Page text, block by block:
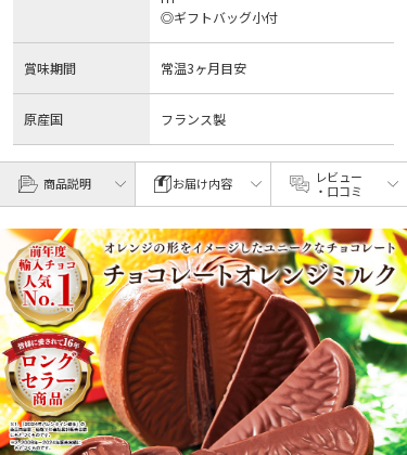
◎ギフトバッグ小付
賞味期間 常温3ヶ月目安
原産国 フランス製
商品説明 お届け内容
レビュー
・口コミ